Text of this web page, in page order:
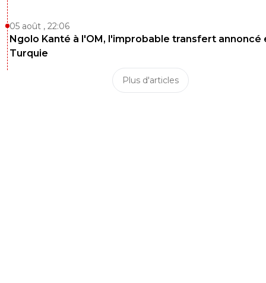
05 août , 22:06
Ngolo Kanté à l'OM, l'improbable transfert annoncé
Turquie
Plus d'articles